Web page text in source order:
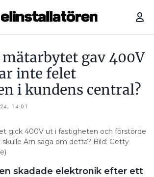
gav 400V
inte felet
i kundens central?
14:01
gick 400V ut i fastigheten och förstörde
skulle Arn säga om detta? Bild: Getty
skadade elektronik efter ett